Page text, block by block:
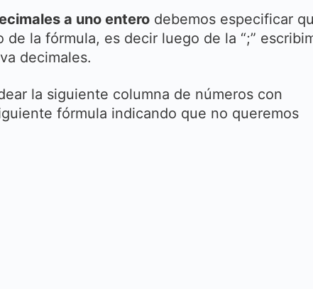
a uno entero debemos especificar
la fórmula, es decir luego de la “;”
decimales.
la siguiente columna de números con
fórmula indicando que no queremos